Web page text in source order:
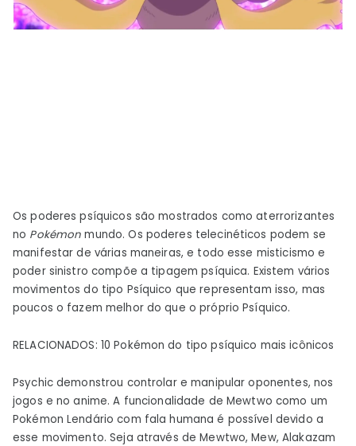
Os poderes psíquicos são mostrados como aterrorizantes
no Pokémon mundo. Os poderes telecinéticos podem se
manifestar de várias maneiras, e todo esse misticismo e
poder sinistro compõe a tipagem psíquica. Existem vários
movimentos do tipo Psíquico que representam isso, mas
poucos o fazem melhor do que o próprio Psíquico.
RELACIONADOS: 10 Pokémon do tipo psíquico mais icônicos
Psychic demonstrou controlar e manipular oponentes, nos
jogos e no anime. A funcionalidade de Mewtwo como um
Pokémon Lendário com fala humana é possível devido a
esse movimento. Seja através de Mewtwo, Mew, Alakazam